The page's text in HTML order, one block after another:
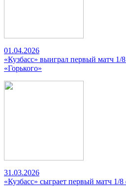
01.04.2026
«Кузбасс» выиграл первый матч 1/
«Горького»
31.03.2026
«Кузбасс» сыграет первый матч 1/